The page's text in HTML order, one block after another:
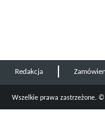
Redakcja
Wszelkie prawa zastrzeżone. ©